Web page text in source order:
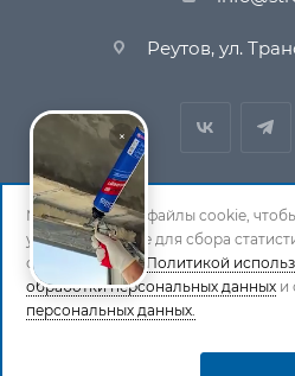
Реутов, ул.
© 1994-2026 СтройСистема.
копировании материалов
источник
Мы используем файлы cookie,
удобнее, а также для сбора
соглашаетесь сПолитикой
обработки персональных данных и
персональных данных.